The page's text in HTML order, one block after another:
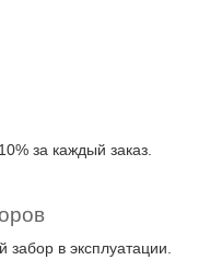
за каждый заказ.
в эксплуатации.